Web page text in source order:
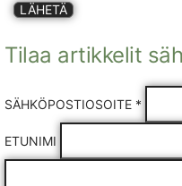
LÄHETÄ
Tilaa artikkelit
SÄHKÖPOSTIOSOITE *
ETUNIMI